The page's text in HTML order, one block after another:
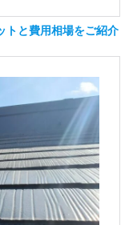
と費用相場をご紹介